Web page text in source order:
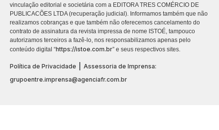
vinculação editorial e societária com a EDITORA TRES COMÉRCIO DE
PUBLICACÕES LTDA (recuperação judicial). Informamos também que não
realizamos cobranças e que também não oferecemos cancelamento do
contrato de assinatura da revista impressa de nome ISTOÉ, tampouco
autorizamos terceiros a fazê-lo, nos responsabilizamos apenas pelo
conteúdo digital “https://istoe.com.br” e seus respectivos sites.
Política de Privacidade
Assessoria de Imprensa:
grupoentre.imprensa@agenciafr.com.br